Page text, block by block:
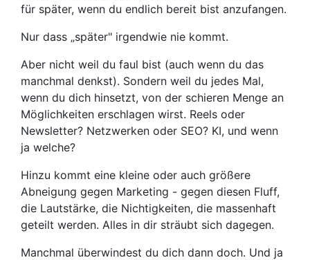
für später, wenn du endlich bereit bist anzufangen.
Nur dass „später" irgendwie nie kommt.
Aber nicht weil du faul bist (auch wenn du das
manchmal denkst). Sondern weil du jedes Mal,
wenn du dich hinsetzt, von der schieren Menge an
Möglichkeiten erschlagen wirst. Reels oder
Newsletter? Netzwerken oder SEO? KI, und wenn
ja welche?
Hinzu kommt eine kleine oder auch größere
Abneigung gegen Marketing - gegen diesen Fluff,
die Lautstärke, die Nichtigkeiten, die massenhaft
geteilt werden. Alles in dir sträubt sich dagegen.
Manchmal überwindest du dich dann doch. Und ja